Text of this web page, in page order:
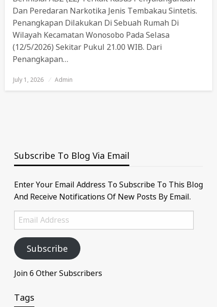
Dan Peredaran Narkotika Jenis Tembakau Sintetis.
Penangkapan Dilakukan Di Sebuah Rumah Di
Wilayah Kecamatan Wonosobo Pada Selasa
(12/5/2026) Sekitar Pukul 21.00 WIB. Dari
Penangkapan…
Posted
On
July 1, 2026 Admin
Subscribe To Blog Via Email
Enter Your Email Address To Subscribe To This Blog
And Receive Notifications Of New Posts By Email.
Email
Address
Subscribe
Join 6 Other Subscribers
Tags